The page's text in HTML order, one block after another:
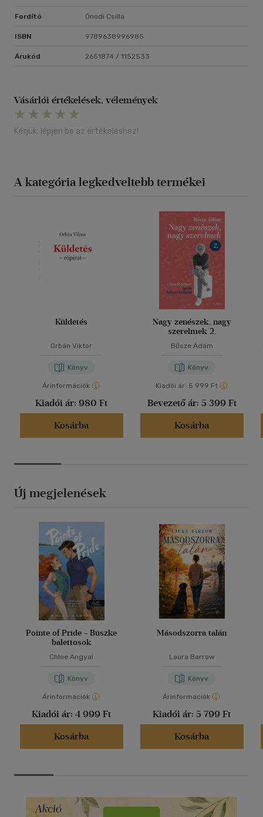
Fordító Ónodi Csilla
ISBN 9789638996985
Árukód 2651874 / 1152533
Vásárlói értékelések, vélemények
Kérjük, lépjen be az értékeléshez!
A kategória legkedveltebb termékei
Küldetés
Orbán Viktor
Könyv
Árinformációk
Kiadói ár: 980 Ft
Kosárba
Nagy zenészek, nagy
szerelmek 2.
Bősze Ádám
Könyv
Kiadói ár: 5 999 Ft
Bevezető ár: 5 399 Ft
Kosárba
Új megjelenések
Pointe of Pride - Büszke
balettosok
Chloe Angyal
Könyv
Árinformációk
Kiadói ár: 4 999 Ft
Kosárba
Másodszorra talán
Laura Barrow
Könyv
Árinformációk
Kiadói ár: 5 799 Ft
Kosárba